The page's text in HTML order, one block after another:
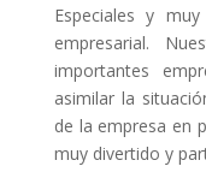
Especiales y
empresarial.
importantes
asimilar la
de la empresa en
muy divertido y